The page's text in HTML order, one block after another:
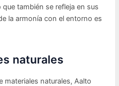
también se refleja en sus
la armonía con el entorno es
naturales
materiales naturales, Aalto